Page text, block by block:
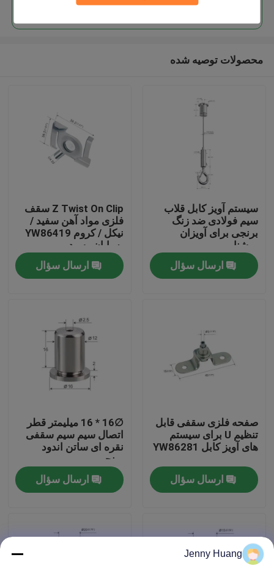
صفحه اصلی
محصولات
درباره ما
با ما تماس بگیرید
درخواست نقل قول
گیرنده های قابل تنظیم قابل تنظیم
محصولات توصیه شده
سیستم آویز کابل قلاب
سیم فولادی ضد زنگ
برنجی برای آویزان
روشنایی
ارسال سؤال
Z Twist On Clip سقف
فلزی مواد آهن سفید /
نیکل / کروم YW86419
به پایان رسید
ارسال سؤال
صفحه فلزی سقفی قابل
تنظیم U برای سیستم
های آویز کابل YW86281
ارسال سؤال
∅16 * 16 میلیمتر قطر
اتصال سیم سیم سقفی
نقره ای ساتن اندود
برنجی
ارسال سؤال
Jenny Huang